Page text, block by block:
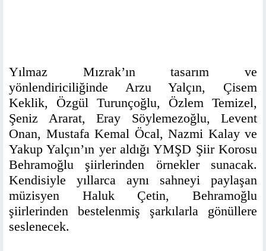
Yılmaz Mızrak’ın tasarım ve
yönlendiriciliğinde Arzu Yalçın, Çisem
Keklik, Özgül Turunçoğlu, Özlem Temizel,
Şeniz Ararat, Eray Söylemezoğlu, Levent
Onan, Mustafa Kemal Öcal, Nazmi Kalay ve
Yakup Yalçın’ın yer aldığı YMŞD Şiir Korosu
Behramoğlu şiirlerinden örnekler sunacak.
Kendisiyle yıllarca aynı sahneyi paylaşan
müzisyen Haluk Çetin, Behramoğlu
şiirlerinden bestelenmiş şarkılarla gönüllere
seslenecek.